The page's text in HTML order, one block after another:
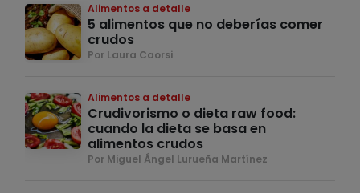
Alimentos a detalle
5 alimentos que no deberías comer
crudos
Por Laura Caorsi
Alimentos a detalle
Crudivorismo o dieta raw food:
cuando la dieta se basa en
alimentos crudos
Por Miguel Ángel Lurueña Martínez